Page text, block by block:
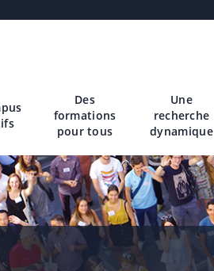
Des
formations
pour tous
Une
recherche
dynamique